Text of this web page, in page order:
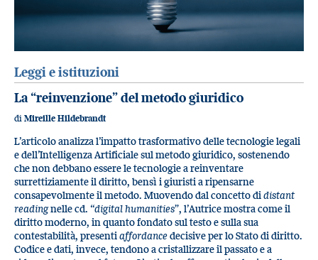
Leggi e istituzioni
La “reinvenzione” del metodo giuridico
di Mireille Hildebrandt
L’articolo analizza l’impatto trasformativo delle tecnologie legali
e dell’Intelligenza Artificiale sul metodo giuridico, sostenendo
che non debbano essere le tecnologie a reinventare
surrettiziamente il diritto, bensì i giuristi a ripensarne
consapevolmente il metodo. Muovendo dal concetto didistant
readingnelle cd. “digital humanities”, l’Autrice mostra come il
diritto moderno, in quanto fondato sul testo e sulla sua
contestabilità, presentiaffordancedecisive per lo Stato di diritto.
Codice e dati, invece, tendono a cristallizzare il passato e a